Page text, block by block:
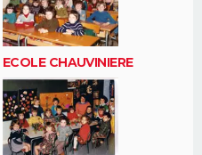
ECOLE CHAUVINIERE